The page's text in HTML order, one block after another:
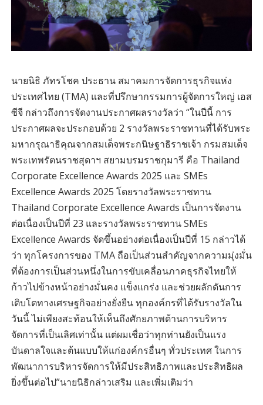
นายนิธิ ภัทรโชค ประธาน สมาคมการจัดการธุรกิจแห่ง
ประเทศไทย (TMA) และที่ปรึกษากรรมการผู้จัดการใหญ่ เอส
ซีจี กล่าวถึงการจัดงานประกาศผลรางวัลว่า “ในปีนี้ การ
ประกาศผลจะประกอบด้วย 2 รางวัลพระราชทานที่ได้รับพระ
มหากรุณาธิคุณจากสมเด็จพระกนิษฐาธิราชเจ้า กรมสมเด็จ
พระเทพรัตนราชสุดาฯ สยามบรมราชกุมารี คือ Thailand
Corporate Excellence Awards 2025 และ SMEs
Excellence Awards 2025 โดยรางวัลพระราชทาน
Thailand Corporate Excellence Awards เป็นการจัดงาน
ต่อเนื่องเป็นปีที่ 23 และรางวัลพระราชทาน SMEs
Excellence Awards จัดขึ้นอย่างต่อเนื่องเป็นปีที่ 15 กล่าวได้
ว่า ทุกโครงการของ TMA ถือเป็นส่วนสำคัญจากความมุ่งมั่น
ที่ต้องการเป็นส่วนหนึ่งในการขับเคลื่อนภาคธุรกิจไทยให้
ก้าวไปข้างหน้าอย่างมั่นคง แข็งแกร่ง และช่วยผลักดันการ
เติบโตทางเศรษฐกิจอย่างยั่งยืน ทุกองค์กรที่ได้รับรางวัลใน
วันนี้ ไม่เพียงสะท้อนให้เห็นถึงศักยภาพด้านการบริหาร
จัดการที่เป็นเลิศเท่านั้น แต่ผมเชื่อว่าทุกท่านยังเป็นแรง
บันดาลใจและต้นแบบให้แก่องค์กรอื่นๆ ทั่วประเทศ ในการ
พัฒนาการบริหารจัดการให้มีประสิทธิภาพและประสิทธิผล
ยิ่งขึ้นต่อไป”นายนิธิกล่าวเสริม และเพิ่มเติมว่า